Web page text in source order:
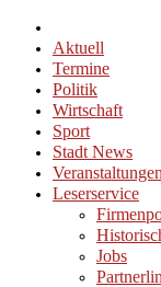
Aktuell
Termine
Politik
Wirtschaft
Sport
Stadt News
Veranstaltungen
Leserservice
Jobs